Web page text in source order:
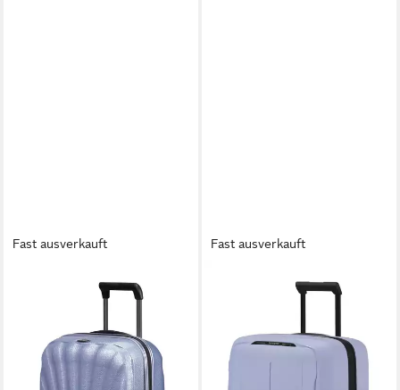
Fast ausverkauft
Handgepäck-Trolley C-LITE, 4
Soft-Touch-Tragegriffen
399,00 €
lieferbar - in 2-3 Werktagen bei dir
Fast ausverkauft
Hartschalen-Trolley ESSENS
Polypropylen, mit
Volumenerweiterung
219,00 €